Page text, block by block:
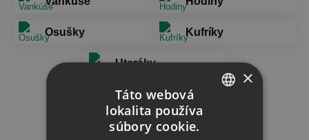
Osušky Kufríky
Uteráky
×
Táto webová
lokalita používa
súbory cookie.